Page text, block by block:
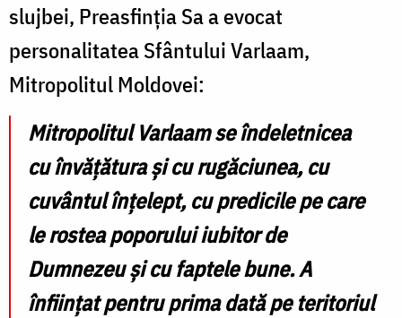
slujbei, Preasfinția Sa a evocat
personalitatea Sfântului Varlaam,
Mitropolitul Moldovei:
Mitropolitul Varlaam se îndeletnicea
cu învățătura și cu rugăciunea, cu
cuvântul înțelept, cu predicile pe care
le rostea poporului iubitor de
Dumnezeu și cu faptele bune. A
înființat pentru prima dată pe teritoriul